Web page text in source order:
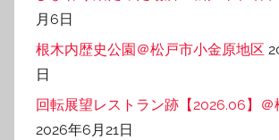
月6日
根木内歴史公園＠松戸市小金原地区
日
回転展望レストラン跡【2026.06】
2026年6月21日